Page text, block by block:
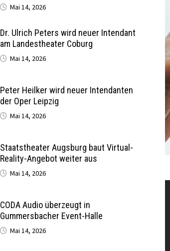
Mai 14, 2026
Dr. Ulrich Peters wird neuer Intendant
am Landestheater Coburg
Mai 14, 2026
Peter Heilker wird neuer Intendanten
der Oper Leipzig
Mai 14, 2026
Staatstheater Augsburg baut Virtual-
Reality-Angebot weiter aus
Mai 14, 2026
CODA Audio überzeugt in
Gummersbacher Event-Halle
Mai 14, 2026